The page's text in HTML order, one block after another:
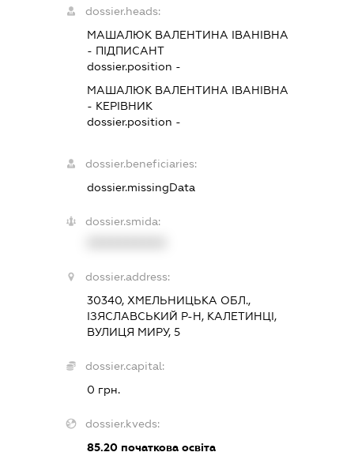
dossier.heads:
МАШАЛЮК ВАЛЕНТИНА ІВАНІВНА
- ПІДПИСАНТ
dossier.position -
МАШАЛЮК ВАЛЕНТИНА ІВАНІВНА
- КЕРІВНИК
dossier.position -
dossier.beneficiaries:
dossier.missingData
dossier.smida:
dossier.address:
30340, ХМЕЛЬНИЦЬКА ОБЛ.,
ІЗЯСЛАВСЬКИЙ Р-Н, КАЛЕТИНЦІ,
ВУЛИЦЯ МИРУ, 5
dossier.capital:
0 грн.
dossier.kveds:
85.20 початкова освіта